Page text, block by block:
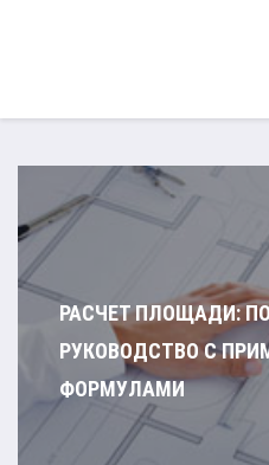
РАСЧЕТ ПЛОЩАДИ:
РУКОВОДСТВО С
ФОРМУЛАМИ